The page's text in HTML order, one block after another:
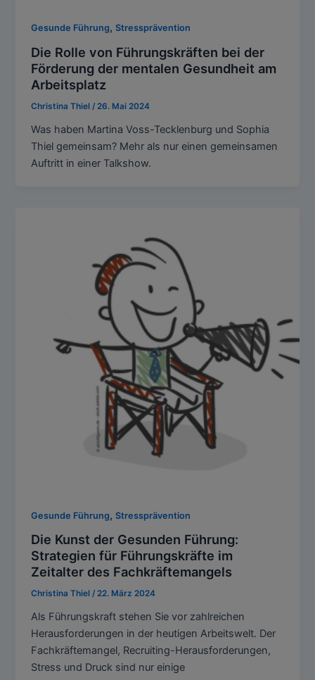
Gesunde Führung,Stressprävention
Die Rolle von Führungskräften bei der
Förderung der mentalen Gesundheit am
Arbeitsplatz
Christina Thiel /26. Mai 2024
Was haben Martina Voss-Tecklenburg und Sophia
Thiel gemeinsam? Mehr als nur einen gemeinsamen
Auftritt in einer Talkshow.
Gesunde Führung ,Stressprävention
Die Kunst der Gesunden Führung:
Strategien für Führungskräfte im
Zeitalter des Fachkräftemangels
Christina Thiel/22. März 2024
Als Führungskraft stehen Sie vor zahlreichen
Herausforderungen in der heutigen Arbeitswelt. Der
Fachkräftemangel, Recruiting-Herausforderungen,
Stress und Druck sind nur einige